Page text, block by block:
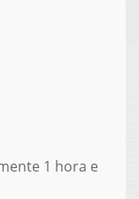
1 hora e